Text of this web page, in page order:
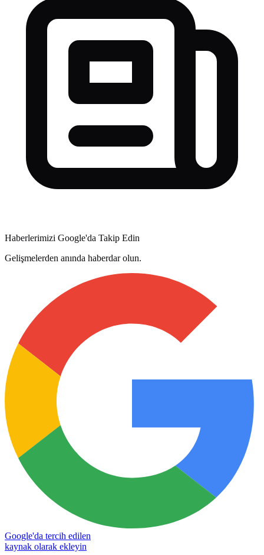
Haberlerimizi Google'da Takip Edin
Gelişmelerden anında haberdar olun.
Google'da tercih edilen
kaynak olarak ekleyin